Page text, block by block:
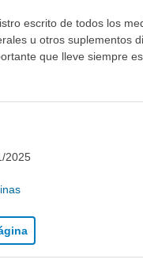
escrito de todos los
u otros suplementos
que lleve siempre
2025